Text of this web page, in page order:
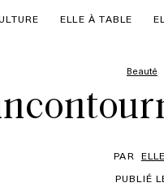
ELLE À TABLE
Beauté
PAR
PUBLIÉ